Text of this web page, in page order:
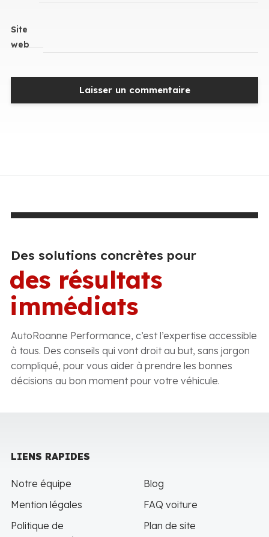
Site
web
Des solutions concrètes pour
des résultats
immédiats
AutoRoanne Performance, c’est l’expertise accessible
à tous. Des conseils qui vont droit au but, sans jargon
compliqué, pour vous aider à prendre les bonnes
décisions au bon moment pour votre véhicule.
LIENS RAPIDES
Notre équipe
Blog
Mention légales
FAQ voiture
Politique de
Plan de site